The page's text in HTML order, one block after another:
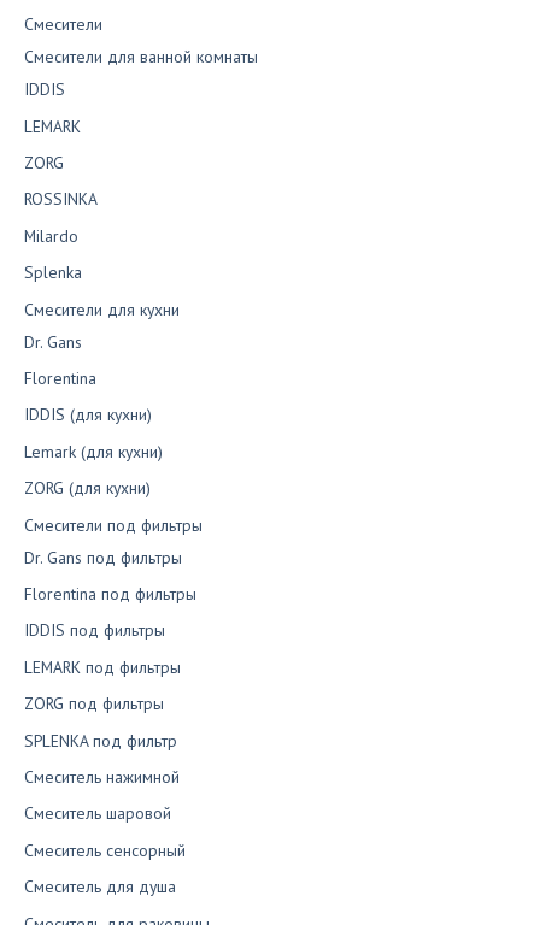
Смесители
Смесители для ванной комнаты
IDDIS
LEMARK
ZORG
ROSSINKA
Milardo
Splenka
Смесители для кухни
Dr. Gans
Florentina
IDDIS (для кухни)
Lemark (для кухни)
ZORG (для кухни)
Смесители под фильтры
Dr. Gans под фильтры
Florentina под фильтры
IDDIS под фильтры
LEMARK под фильтры
ZORG под фильтры
SPLENKA под фильтр
Смеситель нажимной
Смеситель шаровой
Смеситель сенсорный
Смеситель для душа